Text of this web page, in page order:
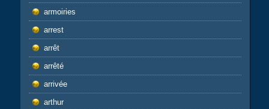
armoiries
arrest
arrêt
arrêté
arrivée
arthur